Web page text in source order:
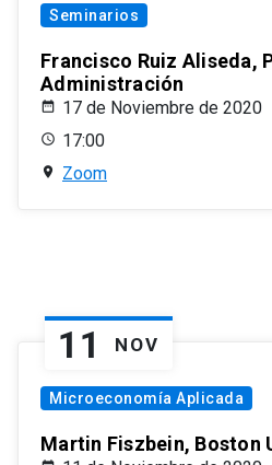
Seminarios
Francisco Ruiz Aliseda,
Administración
17 de Noviembre de 2020
17:00
Zoom
11 NOV
Microeconomía Aplicada
Martin Fiszbein, Boston